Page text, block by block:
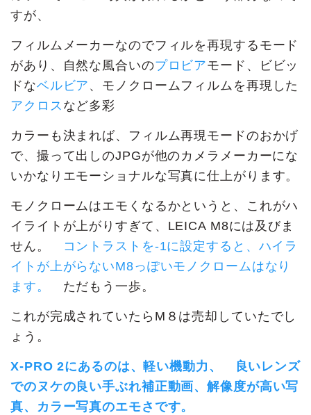
すが、
フィルムメーカーなのでフィルを再現するモード
があり、自然な風合いのプロビアモード、ビビッ
ドなベルビア 、モノクロームフィルムを再現した
アクロス など多彩
カラーも決まれば、フィルム再現モードのおかげ
で、撮って出しのJPGが他のカメラメーカーにな
いかなりエモーショナルな写真に仕上がります。
モノクロームはエモくなるかというと、これがハ
イライトが上がりすぎて、LEICA M8には及びま
せん。
コントラストを-1に設定すると、ハイラ
イトが上がらないM8っぽいモノクロームはなり
ます。
ただもう一歩。
これが完成されていたらM８は売却していたでし
ょう。
X-PRO 2にあるのは、軽い機動力、 良いレンズ
でのヌケの良い手ぶれ補正動画、解像度が高い写
真、カラー写真のエモさです。